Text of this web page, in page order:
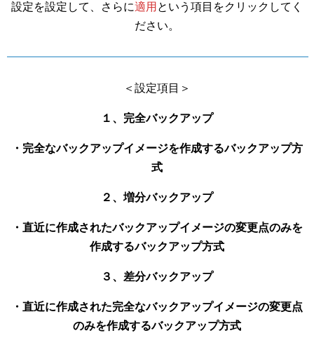
設定を設定して、さらに適用 という項目をクリックしてく
ださい。
＜設定項目＞
１、完全バックアップ
・完全なバックアップイメージを作成するバックアップ方
式
２、増分バックアップ
・直近に作成されたバックアップイメージの変更点のみを
作成するバックアップ方式
３、差分バックアップ
・直近に作成された完全なバックアップイメージの変更点
のみを作成するバックアップ方式